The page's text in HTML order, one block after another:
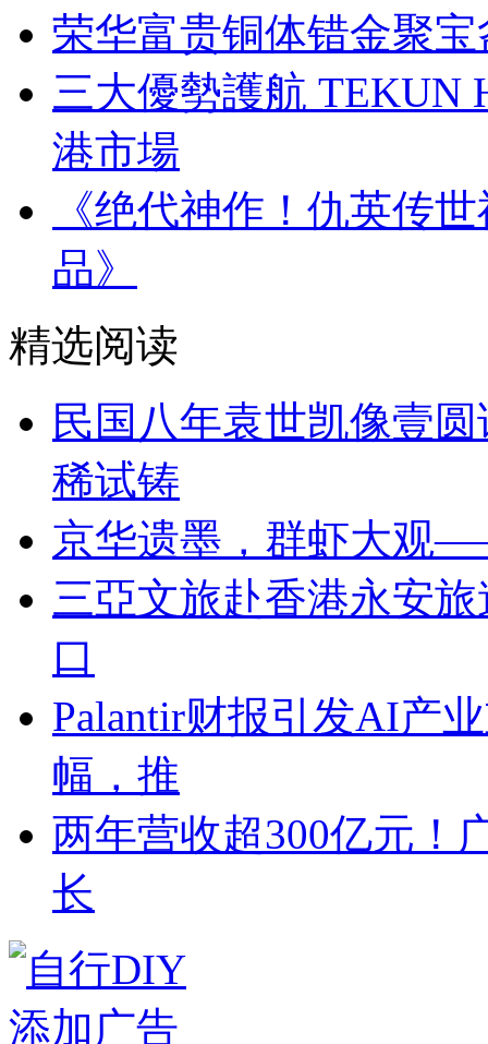
荣华富贵铜体错金聚
三大優勢護航 TEKUN
港市場
《绝代神作！仇英传
品》
精选阅读
民国八年袁世凯像壹
稀试铸
京华遗墨，群虾大观
三亞文旅赴香港永安
口
Palantir财报引发AI产
幅，推
两年营收超300亿元！
长